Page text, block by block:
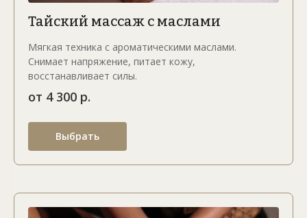
Тайский массаж с маслами
Мягкая техника с ароматическими маслами.
Снимает напряжение, питает кожу,
восстанавливает силы.
от 4 300 р.
Выбрать